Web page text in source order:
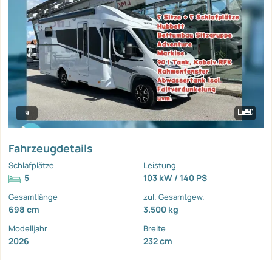
9
Fahrzeugdetails
Schlafplätze
5
Leistung
103 kW / 140 PS
Gesamtlänge
698 cm
zul. Gesamtgew.
3.500 kg
Modelljahr
2026
Breite
232 cm